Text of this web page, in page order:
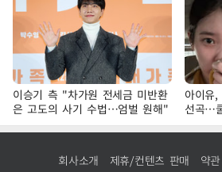
이승기 측 "차가원 전세금 미반환
은 고도의 사기 수법…엄벌 원해"
아이유
선곡…
회사소개 제휴/컨텐츠 판매 약